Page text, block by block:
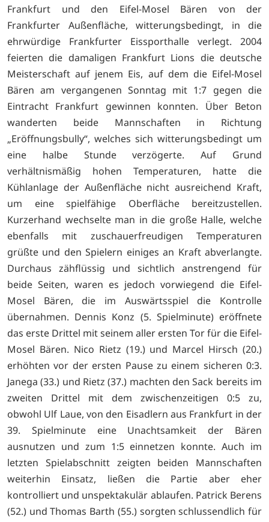
Frankfurt und den Eifel-Mosel Bären von der
Frankfurter Außenfläche, witterungsbedingt, in die
ehrwürdige Frankfurter Eissporthalle verlegt. 2004
feierten die damaligen Frankfurt Lions die deutsche
Meisterschaft auf jenem Eis, auf dem die Eifel-Mosel
Bären am vergangenen Sonntag mit 1:7 gegen die
Eintracht Frankfurt gewinnen konnten. Über Beton
wanderten beide Mannschaften in Richtung
„Eröffnungsbully“, welches sich witterungsbedingt um
eine halbe Stunde verzögerte. Auf Grund
verhältnismäßig hohen Temperaturen, hatte die
Kühlanlage der Außenfläche nicht ausreichend Kraft,
um eine spielfähige Oberfläche bereitzustellen.
Kurzerhand wechselte man in die große Halle, welche
ebenfalls mit zuschauerfreudigen Temperaturen
grüßte und den Spielern einiges an Kraft abverlangte.
Durchaus zähflüssig und sichtlich anstrengend für
beide Seiten, waren es jedoch vorwiegend die Eifel-
Mosel Bären, die im Auswärtsspiel die Kontrolle
übernahmen. Dennis Konz (5. Spielminute) eröffnete
das erste Drittel mit seinem aller ersten Tor für die Eifel-
Mosel Bären. Nico Rietz (19.) und Marcel Hirsch (20.)
erhöhten vor der ersten Pause zu einem sicheren 0:3.
Janega (33.) und Rietz (37.) machten den Sack bereits im
zweiten Drittel mit dem zwischenzeitigen 0:5 zu,
obwohl Ulf Laue, von den Eisadlern aus Frankfurt in der
39. Spielminute eine Unachtsamkeit der Bären
ausnutzen und zum 1:5 einnetzen konnte. Auch im
letzten Spielabschnitt zeigten beiden Mannschaften
weiterhin Einsatz, ließen die Partie aber eher
kontrolliert und unspektakulär ablaufen. Patrick Berens
(52.) und Thomas Barth (55.) sorgten schlussendlich für